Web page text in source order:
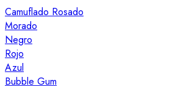
Camuflado Rosado
Morado
Negro
Rojo
Azul
Bubble Gum